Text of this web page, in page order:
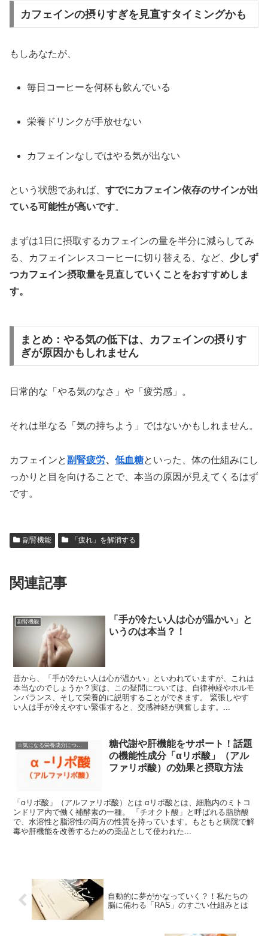
カフェインの摂りすぎを見直すタイミングかも
もしあなたが、
毎日コーヒーを何杯も飲んでいる
栄養ドリンクが手放せない
カフェインなしではやる気が出ない
という状態であれば、 すでにカフェイン依存のサインが出
ている可能性が高いです。
まずは1日に摂取するカフェインの量を半分に減らしてみ
る、カフェインレスコーヒーに切り替える、など、 少しず
つカフェイン摂取量を見直していくことをおすすめしま
す。
まとめ：やる気の低下は、カフェインの摂りす
ぎが原因かもしれません
日常的な「やる気のなさ」や「疲労感」。
それは単なる「気の持ちよう」ではないかもしれません。
カフェインと副腎疲労、 低血糖といった、体の仕組みにし
っかりと目を向けることで、本当の原因が見えてくるはず
です。
副腎機能 「疲れ」を解消する
関連記事
副腎機能
「手が冷たい人は心が温かい」と
いうのは本当？！
昔から、「手が冷たい人は心が温かい」といわれていますが、これは
本当なのでしょうか？実は、この疑問については、自律神経やホルモ
ンバランス、そして栄養的に説明することができます。 緊張しやす
い人は手が冷えやすい緊張すると、交感神経が興奮します。...
☆気になる栄養成分について徹底解説
糖代謝や肝機能をサポート！話題
の機能性成分「αリポ酸」（アル
ファリポ酸）の効果と摂取方法
「αリポ酸」（アルファリポ酸）とは αリポ酸とは、細胞内のミトコ
ンドリア内で働く補酵素の一種。 「チオクト酸」と呼ばれる脂肪酸
で、水溶性と脂溶性の両方の性質を持っています。もともと病院で解
毒や肝機能を改善するための薬品として使われた...
自動的に夢がかなっていく？！私たちの
脳に備わる「RAS」のすごい仕組みとは